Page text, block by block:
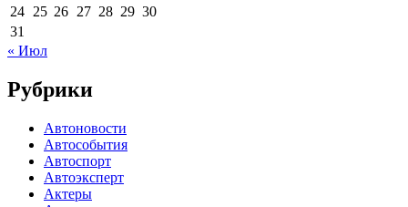
24 25 26 27 28 29 30
31
« Июл
Рубрики
Автоновости
Автособытия
Автоспорт
Автоэксперт
Актеры